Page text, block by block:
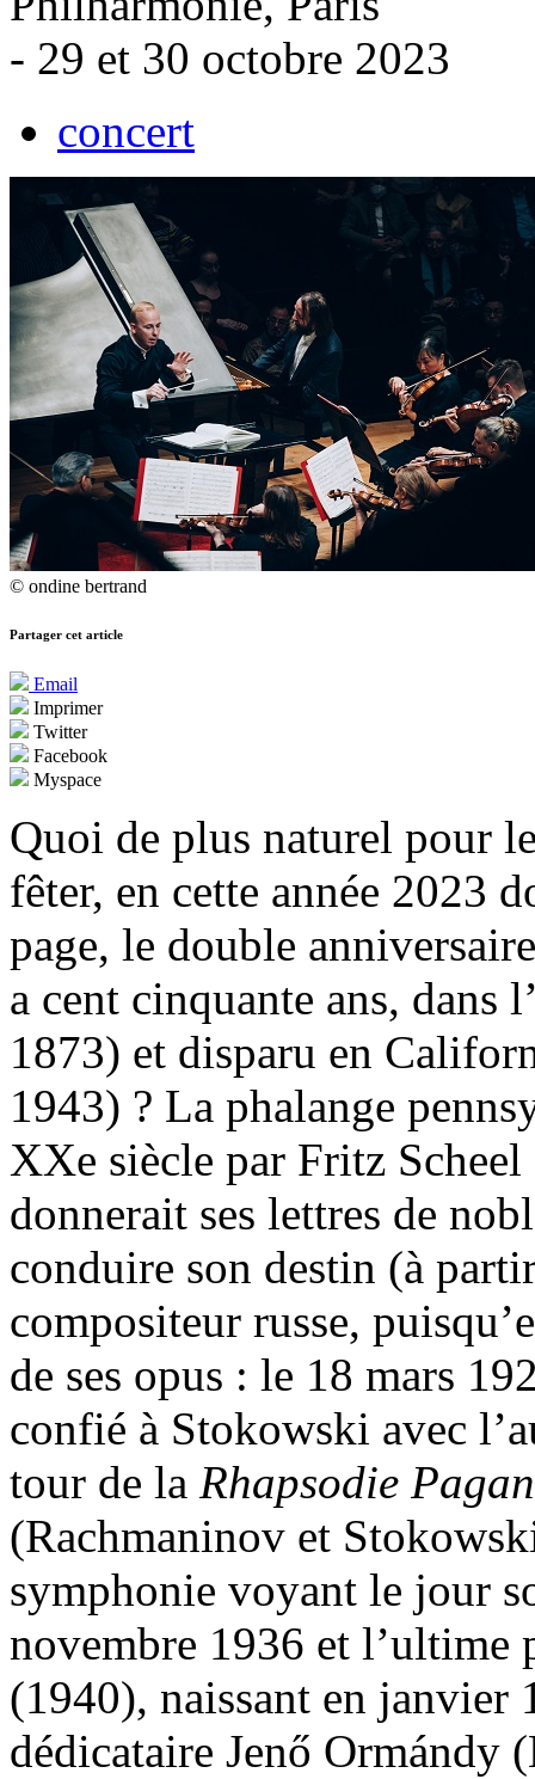
- 29 et 30 octobre 2023
concert
© ondine bertrand
Partager cet article
Email
Imprimer
Twitter
Facebook
Myspace
Quoi de plus naturel pour
fêter, en cette année 2023
page, le double
a cent cinquante ans, dans
1873) et disparu en
1943) ? La phalange
XXe siècle par Fritz
donnerait ses lettres de
conduire son destin (à
compositeur russe,
de ses opus : le 18 mars
confié à Stokowski avec
tour de la Rhapsodie
(Rachmaninov et
symphonie voyant le jour
novembre 1936 et l’ultime
(1940), naissant en janvier
dédicataire Jenő Ormándy